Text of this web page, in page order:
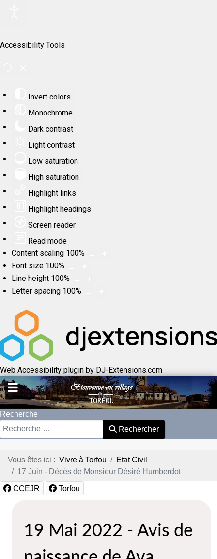
Accessibility Tools
Invert colors
Monochrome
Dark contrast
Light contrast
Low saturation
High saturation
Highlight links
Highlight headings
Screen reader
Read mode
Content scaling 100%
Font size 100%
Line height 100%
Letter spacing 100%
Web Accessibility plugin by DJ-Extensions.com
Recherche
Rechercher
Vous êtes ici : Vivre à Torfou
Etat Civil
17 Juin - Décès de Monsieur Désiré Humberdot
CCEJR Torfou
19 Mai 2022 - Avis de